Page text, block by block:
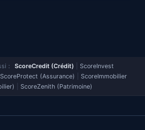
: ScoreCredit (Crédit)
ScoreInvest
ScoreProtect (Assurance)
ScoreImmobilier
ScoreZenith (Patrimoine)